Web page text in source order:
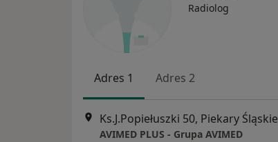
Radiolog
Adres 1 Adres 2
Ks.J.Popiełuszki 50, Piekary Śląskie
AVIMED PLUS - Grupa AVIMED